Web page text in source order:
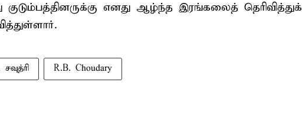
குடும்பத்தினருக்கு எனது ஆழ்ந்த இரங்கலைத் தெரிவித்துக்
R.B. Choudary